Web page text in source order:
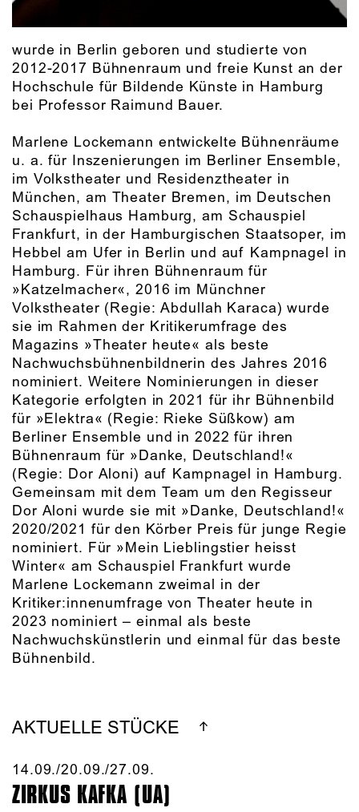
wurde in Berlin geboren und studierte von
2012-2017 Bühnenraum und freie Kunst an der
Hochschule für Bildende Künste in Hamburg
bei Professor Raimund Bauer.
Marlene Lockemann entwickelte Bühnenräume
u. a. für Inszenierungen im Berliner Ensemble,
im Volkstheater und Residenztheater in
München, am Theater Bremen, im Deutschen
Schauspielhaus Hamburg, am Schauspiel
Frankfurt, in der Hamburgischen Staatsoper, im
Hebbel am Ufer in Berlin und auf Kampnagel in
Hamburg. Für ihren Bühnenraum für
»Katzelmacher«, 2016 im Münchner
Volkstheater (Regie: Abdullah Karaca) wurde
sie im Rahmen der Kritikerumfrage des
Magazins »Theater heute« als beste
Nachwuchsbühnenbildnerin des Jahres 2016
nominiert. Weitere Nominierungen in dieser
Kategorie erfolgten in 2021 für ihr Bühnenbild
für »Elektra« (Regie: Rieke Süßkow) am
Berliner Ensemble und in 2022 für ihren
Bühnenraum für »Danke, Deutschland!«
(Regie: Dor Aloni) auf Kampnagel in Hamburg.
Gemeinsam mit dem Team um den Regisseur
Dor Aloni wurde sie mit »Danke, Deutschland!«
2020/2021 für den Körber Preis für junge Regie
nominiert. Für »Mein Lieblingstier heisst
Winter« am Schauspiel Frankfurt wurde
Marlene Lockemann zweimal in der
Kritiker:innenumfrage von Theater heute in
2023 nominiert – einmal als beste
Nachwuchskünstlerin und einmal für das beste
Bühnenbild.
AKTUELLE STÜCKE
14.09./​20.09./​27.09.​
ZIRKUS KAFKA (UA)